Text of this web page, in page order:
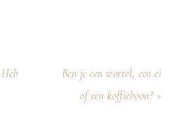
Ben je een wortel, een ei
of een koffieboon? »